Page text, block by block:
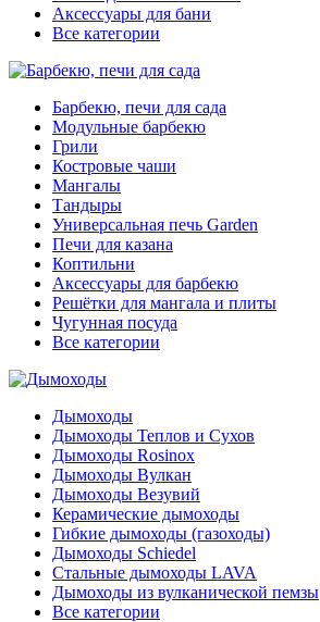
Аксессуары для бани
Все категории
Барбекю, печи для сада
Модульные барбекю
Грили
Костровые чаши
Мангалы
Тандыры
Универсальная печь Garden
Печи для казана
Коптильни
Аксессуары для барбекю
Решётки для мангала и плиты
Чугунная посуда
Все категории
Дымоходы
Дымоходы Теплов и Сухов
Дымоходы Rosinox
Дымоходы Вулкан
Дымоходы Везувий
Керамические дымоходы
Гибкие дымоходы (газоходы)
Дымоходы Schiedel
Стальные дымоходы LAVA
Дымоходы из вулканической пемзы
Все категории